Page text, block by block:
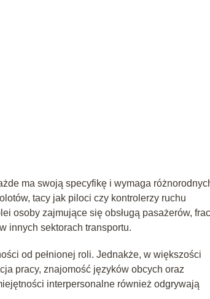
ma swoją specyfikę i wymaga
tacy jak piloci czy kontrolerzy ruchu
osoby zajmujące się obsługą pasażerów,
innych sektorach transportu.
od pełnionej roli. Jednakże, w większości
pracy, znajomość języków obcych oraz
interpersonalne również odgrywają